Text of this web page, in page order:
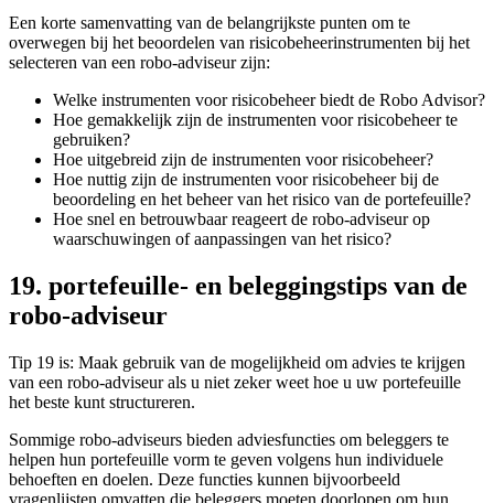
Een korte samenvatting van de belangrijkste punten om te
overwegen bij het beoordelen van risicobeheerinstrumenten bij het
selecteren van een robo-adviseur zijn:
Welke instrumenten voor risicobeheer biedt de Robo Advisor?
Hoe gemakkelijk zijn de instrumenten voor risicobeheer te
gebruiken?
Hoe uitgebreid zijn de instrumenten voor risicobeheer?
Hoe nuttig zijn de instrumenten voor risicobeheer bij de
beoordeling en het beheer van het risico van de portefeuille?
Hoe snel en betrouwbaar reageert de robo-adviseur op
waarschuwingen of aanpassingen van het risico?
19. portefeuille- en beleggingstips van de
robo-adviseur
Tip 19 is: Maak gebruik van de mogelijkheid om advies te krijgen
van een robo-adviseur als u niet zeker weet hoe u uw portefeuille
het beste kunt structureren.
Sommige robo-adviseurs bieden adviesfuncties om beleggers te
helpen hun portefeuille vorm te geven volgens hun individuele
behoeften en doelen. Deze functies kunnen bijvoorbeeld
vragenlijsten omvatten die beleggers moeten doorlopen om hun